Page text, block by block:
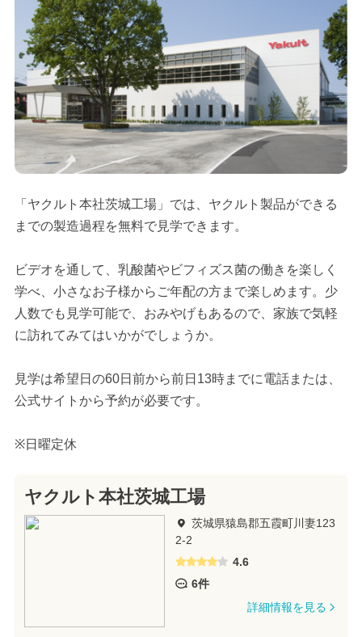
「ヤクルト本社茨城工場」では、ヤクルト製品ができる
までの製造過程を無料で見学できます。
ビデオを通して、乳酸菌やビフィズス菌の働きを楽しく
学べ、小さなお子様からご年配の方まで楽しめます。少
人数でも見学可能で、おみやげもあるので、家族で気軽
に訪れてみてはいかがでしょうか。
見学は希望日の60日前から前日13時までに電話または、
公式サイトから予約が必要です。
※日曜定休
ヤクルト本社茨城工場
茨城県猿島郡五霞町川妻123
2-2
4.6
6件
詳細情報を見る